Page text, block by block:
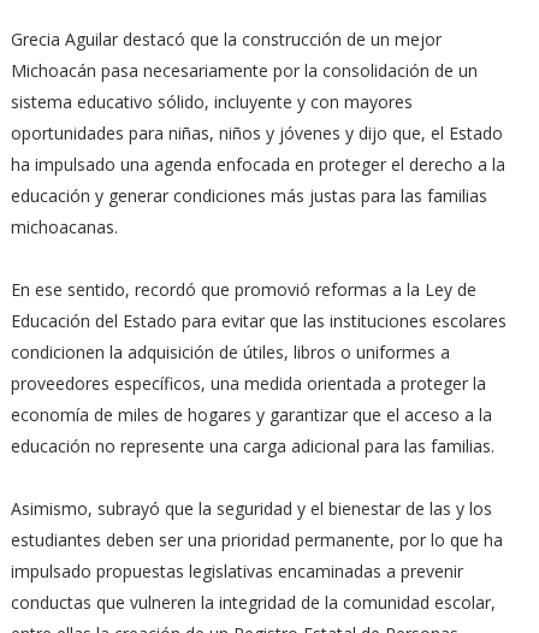
Grecia Aguilar destacó que la construcción de un mejor
Michoacán pasa necesariamente por la consolidación de un
sistema educativo sólido, incluyente y con mayores
oportunidades para niñas, niños y jóvenes y dijo que, el Estado
ha impulsado una agenda enfocada en proteger el derecho a la
educación y generar condiciones más justas para las familias
michoacanas.
En ese sentido, recordó que promovió reformas a la Ley de
Educación del Estado para evitar que las instituciones escolares
condicionen la adquisición de útiles, libros o uniformes a
proveedores específicos, una medida orientada a proteger la
economía de miles de hogares y garantizar que el acceso a la
educación no represente una carga adicional para las familias.
Asimismo, subrayó que la seguridad y el bienestar de las y los
estudiantes deben ser una prioridad permanente, por lo que ha
impulsado propuestas legislativas encaminadas a prevenir
conductas que vulneren la integridad de la comunidad escolar,